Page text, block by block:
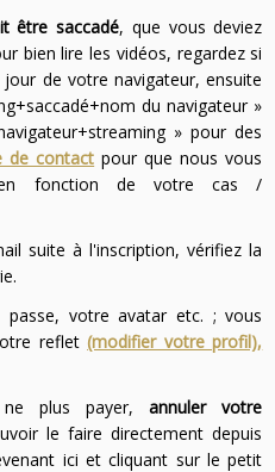
être saccadé, que vous deviez
bien lire les vidéos, regardez si
de votre navigateur, ensuite
du navigateur »
» pour des
de contact pour que nous vous
en fonction de votre cas /
suite à l'inscription, vérifiez la
votre avatar etc. ; vous
reflet(modifier votre profil),
ne plus payer,annuler votre
le faire directement depuis
ici et cliquant sur le petit